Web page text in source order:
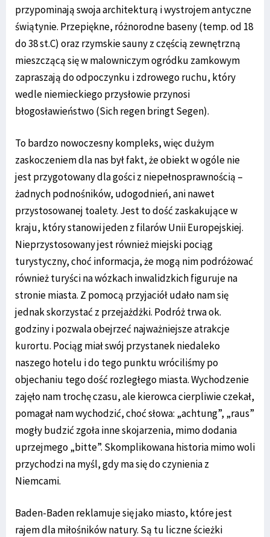
przypominają swoja architekturą i wystrojem antyczne
świątynie. Przepiękne, różnorodne baseny (temp. od 18
do 38 st.C) oraz rzymskie sauny z częścią zewnętrzną
mieszczącą się w malowniczym ogródku zamkowym
zapraszają do odpoczynku i zdrowego ruchu, który
wedle niemieckiego przysłowie przynosi
błogosławieństwo (Sich regen bringt Segen).
To bardzo nowoczesny kompleks, więc dużym
zaskoczeniem dla nas był fakt, że obiekt w ogóle nie
jest przygotowany dla gości z niepełnosprawnością –
żadnych podnośników, udogodnień, ani nawet
przystosowanej toalety. Jest to dość zaskakujące w
kraju, który stanowi jeden z filarów Unii Europejskiej.
Nieprzystosowany jest również miejski pociąg
turystyczny, choć informacja, że mogą nim podróżować
również turyści na wózkach inwalidzkich figuruje na
stronie miasta. Z pomocą przyjaciół udało nam się
jednak skorzystać z przejażdżki. Podróż trwa ok.
godziny i pozwala obejrzeć najważniejsze atrakcje
kurortu. Pociąg miał swój przystanek niedaleko
naszego hotelu i do tego punktu wróciliśmy po
objechaniu tego dość rozległego miasta. Wychodzenie
zajęło nam trochę czasu, ale kierowca cierpliwie czekał,
pomagał nam wychodzić, choć słowa: „achtung”, „raus”
mogły budzić zgoła inne skojarzenia, mimo dodania
uprzejmego „bitte”. Skomplikowana historia mimo woli
przychodzi na myśl, gdy ma się do czynienia z
Niemcami.
Baden-Baden reklamuje się jako miasto, które jest
rajem dla miłośników natury. Są tu liczne ścieżki